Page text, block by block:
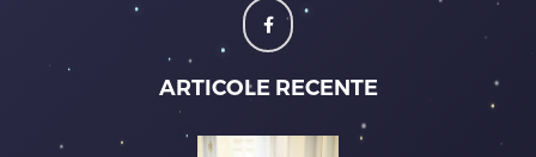
ARTICOLE RECENTE